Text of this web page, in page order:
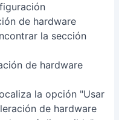
de hardware
la sección
de hardware